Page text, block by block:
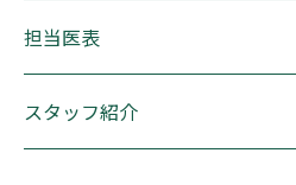
担当医表
スタッフ紹介